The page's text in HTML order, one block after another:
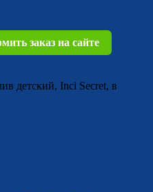
заказ на сайте
детский, Inci Secret, в